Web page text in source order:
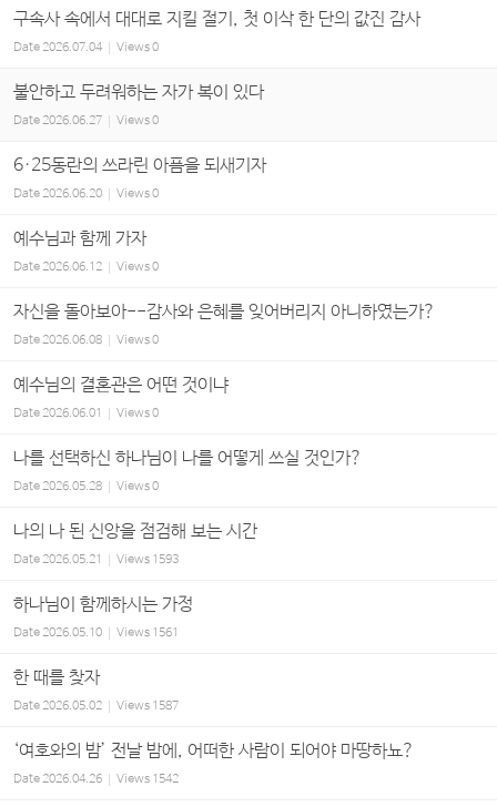
구속사 속에서 대대로 지킬 절기, 첫 이삭 한 단의 값진 감사
Date2026.07.04 Views0
불안하고 두려워하는 자가 복이 있다
Date 2026.06.27 Views0
6·25동란의 쓰라린 아픔을 되새기자
Date2026.06.20 Views0
예수님과 함께 가자
Date2026.06.12 Views0
자신을 돌아보아--감사와 은혜를 잊어버리지 아니하였는가?
Date2026.06.08 Views0
예수님의 결혼관은 어떤 것이냐
Date2026.06.01 Views0
나를 선택하신 하나님이 나를 어떻게 쓰실 것인가?
Date2026.05.28 Views0
나의 나 된 신앙을 점검해 보는 시간
Date2026.05.21 Views 1593
하나님이 함께하시는 가정
Date2026.05.10 Views 1561
한 때를 찾자
Date2026.05.02 Views 1587
‘여호와의 밤’ 전날 밤에, 어떠한 사람이 되어야 마땅하뇨?
Date2026.04.26 Views 1542